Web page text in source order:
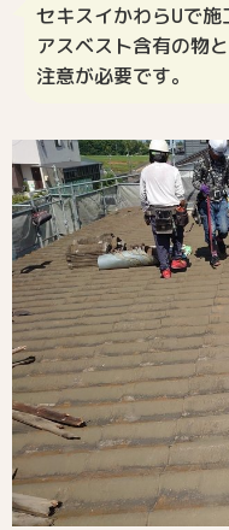
セキスイかわらUで
アスベスト含有の物
注意が必要です。